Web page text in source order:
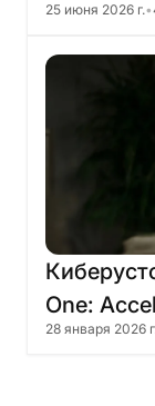
America
25 июня 2026 г.•
One:
работу за
28 января 2026